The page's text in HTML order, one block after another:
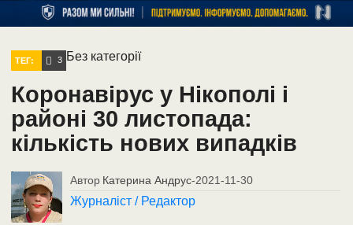
Без категорії
ТЕГ: 3
Коронавірус у Нікополі і
районі 30 листопада:
кількість нових випадків
Автор Катерина Андрус-2021-11-30
Журналіст / Редактор